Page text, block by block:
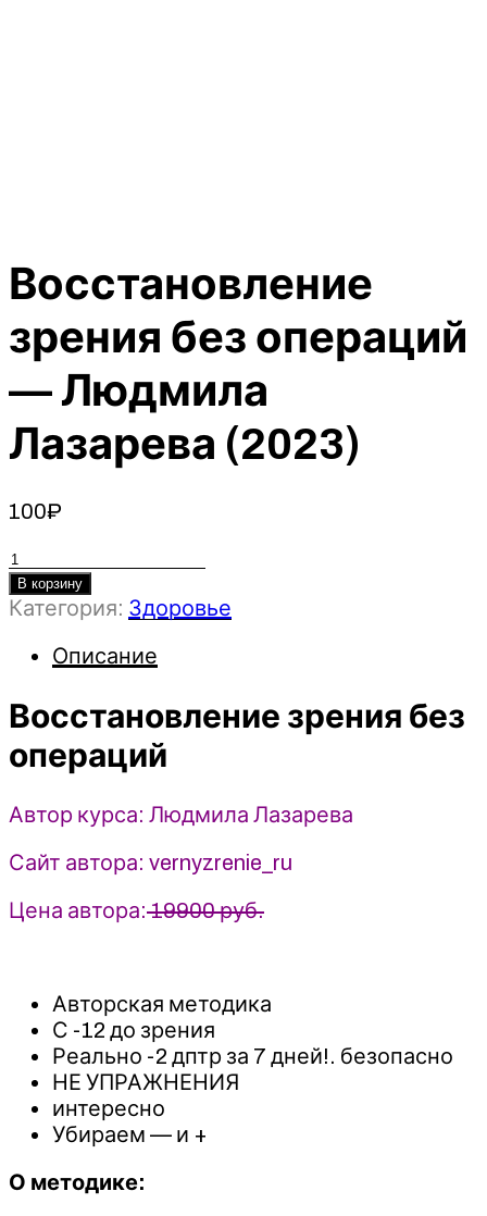
Восстановление
зрения без операций
— Людмила
Лазарева (2023)
100₽
Количество
товара
Восстановление
без
-
Лазарева
В корзину
Категория: Здоровье
Описание
Восстановление зрения без
операций
Автор курса: Людмила Лазарева
Сайт автора: vernyzrenie_ru
Цена автора:19900 руб.
Авторская методика
С -12 до зрения
Реально -2 дптр за 7 дней!. безопасно
НЕ УПРАЖНЕНИЯ
интересно
Убираем — и +
О методике: